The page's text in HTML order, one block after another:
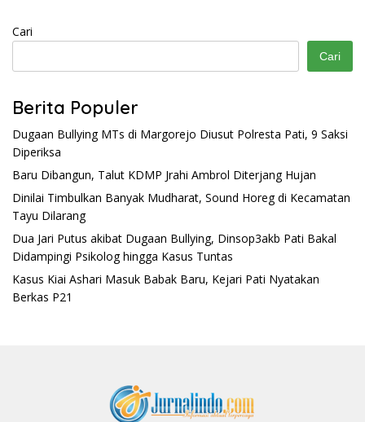
Cari
Cari
Berita Populer
Dugaan Bullying MTs di Margorejo Diusut Polresta Pati, 9 Saksi
Diperiksa
Baru Dibangun, Talut KDMP Jrahi Ambrol Diterjang Hujan
Dinilai Timbulkan Banyak Mudharat, Sound Horeg di Kecamatan
Tayu Dilarang
Dua Jari Putus akibat Dugaan Bullying, Dinsop3akb Pati Bakal
Didampingi Psikolog hingga Kasus Tuntas
Kasus Kiai Ashari Masuk Babak Baru, Kejari Pati Nyatakan
Berkas P21